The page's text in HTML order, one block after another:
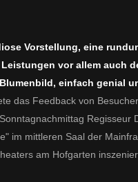
Vorstellung, eine
vor allem auch
einfach genial
das Feedback von
Regisseur
im mittleren Saal der
am Hofgarten